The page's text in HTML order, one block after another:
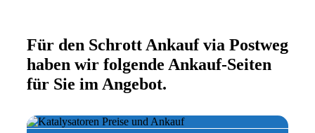
Für den Schrott Ankauf via Postweg
haben wir folgende Ankauf-Seiten
für Sie im Angebot.